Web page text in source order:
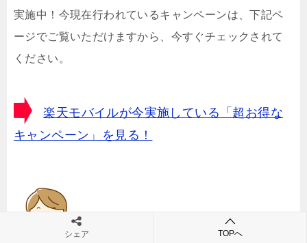
実施中！今現在行われているキャンペーンは、下記ペ
ージでご覧いただけますから、今すぐチェックされて
ください。
楽天モバイルが今実施している「超お得な
キャンペーン」を見る！
お申し込み方法の完全ガイドページ
シェア TOPへ